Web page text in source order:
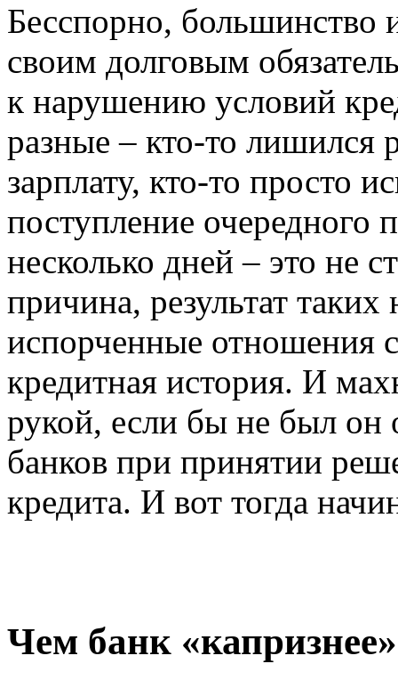
Бесспорно, большинство
своим долговым
к нарушению условий
разные – кто-то лишился
зарплату, кто-то просто
поступление очередного
несколько дней – это не
причина, результат
испорченные отношения
кредитная история. И
рукой, если бы не был
банков при принятии
кредита. И вот тогда
Чем банк